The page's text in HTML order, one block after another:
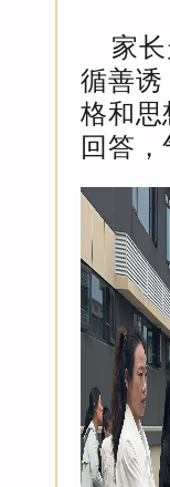
家
循善诱
格和思
回答